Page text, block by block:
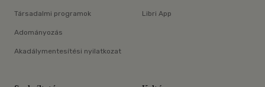
Társadalmi programok
Adományozás
Akadálymentesítési nyilatkozat
Libri App